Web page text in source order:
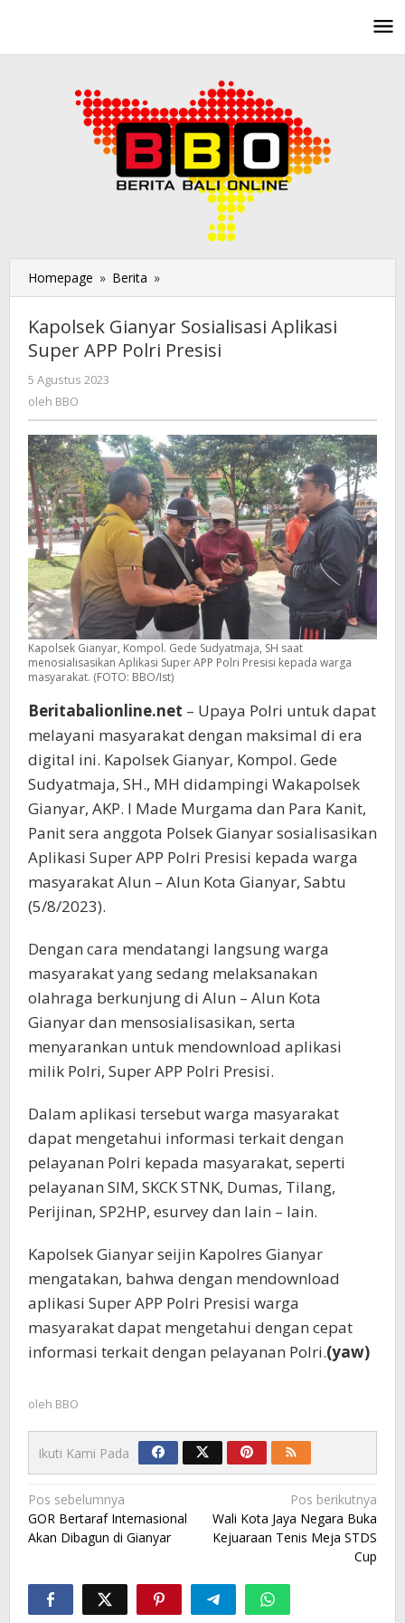
Homepage » Berita »
Gianyar
Aplikasi
Super
Kapolsek Gianyar Sosialisasi Aplikasi
Super APP Polri Presisi
5 Agustus 2023
oleh BBO
Kapolsek Gianyar, Kompol. Gede Sudyatmaja, SH saat
menosialisasikan Aplikasi Super APP Polri Presisi kepada warga
masyarakat. (FOTO: BBO/Ist)
Beritabalionline.net – Upaya Polri untuk dapat
melayani masyarakat dengan maksimal di era
digital ini. Kapolsek Gianyar, Kompol. Gede
Sudyatmaja, SH., MH didampingi Wakapolsek
Gianyar, AKP. I Made Murgama dan Para Kanit,
Panit sera anggota Polsek Gianyar sosialisasikan
Aplikasi Super APP Polri Presisi kepada warga
masyarakat Alun – Alun Kota Gianyar, Sabtu
(5/8/2023).
Dengan cara mendatangi langsung warga
masyarakat yang sedang melaksanakan
olahraga berkunjung di Alun – Alun Kota
Gianyar dan mensosialisasikan, serta
menyarankan untuk mendownload aplikasi
milik Polri, Super APP Polri Presisi.
Dalam aplikasi tersebut warga masyarakat
dapat mengetahui informasi terkait dengan
pelayanan Polri kepada masyarakat, seperti
pelayanan SIM, SKCK STNK, Dumas, Tilang,
Perijinan, SP2HP, esurvey dan lain – lain.
Kapolsek Gianyar seijin Kapolres Gianyar
mengatakan, bahwa dengan mendownload
aplikasi Super APP Polri Presisi warga
masyarakat dapat mengetahui dengan cepat
informasi terkait dengan pelayanan Polri.(yaw)
oleh BBO
Ikuti Kami Pada
Navigasi
pos
Pos sebelumnya
GOR Bertaraf Internasional
Akan Dibagun di Gianyar
Pos berikutnya
Wali Kota Jaya Negara Buka
Kejuaraan Tenis Meja STDS
Cup